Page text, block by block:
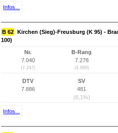
Infos...
B 62 Kirchen (Sieg)-Freusburg (K 95) -
100)
Nr.
7.040
(7.247)
B-Rang
7.278
(4.889)
DTV
7.886
SV
481
(6,1%)
Infos...